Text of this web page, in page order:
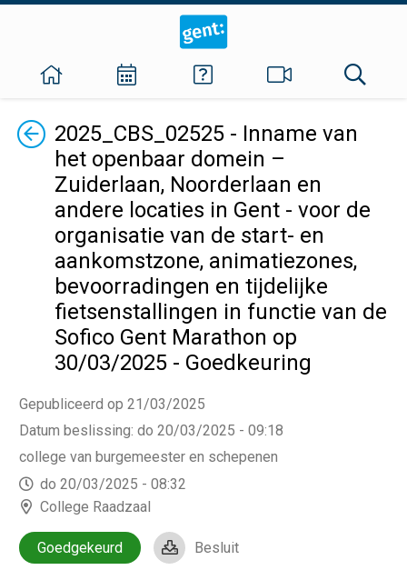
Terug2025_CBS_02525 - Inname van
het openbaar domein –
Zuiderlaan, Noorderlaan en
andere locaties in Gent - voor de
organisatie van de start- en
aankomstzone, animatiezones,
bevoorradingen en tijdelijke
fietsenstallingen in functie van de
Sofico Gent Marathon op
30/03/2025 - Goedkeuring
Gepubliceerd op 21/03/2025
Datum beslissing: do 20/03/2025 - 09:18
college van burgemeester en schepenen
do 20/03/2025 - 08:32
College Raadzaal
Goedgekeurd Besluit